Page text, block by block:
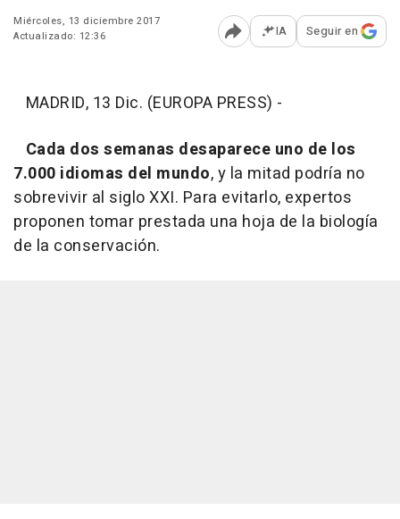
Miércoles, 13 diciembre 2017
Actualizado: 12:36
Abrir opciones para
IA Seguir en
MADRID, 13 Dic. (EUROPA PRESS) -
Cada dos semanas desaparece uno de los
7.000 idiomas del mundo, y la mitad podría no
sobrevivir al siglo XXI. Para evitarlo, expertos
proponen tomar prestada una hoja de la biología
de la conservación.